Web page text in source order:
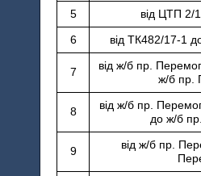
5
від ЦТП 2/
6
від ТК482/17-1
7
від ж/б пр.
ж/б пр.
8
від ж/б пр.
до ж/б
9
від ж/б пр.